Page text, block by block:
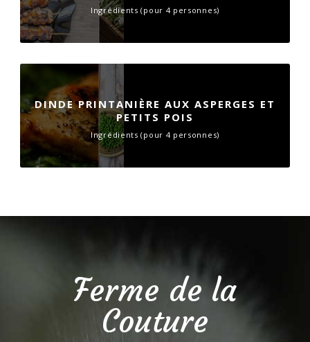
Ingrédients (pour 4 personnes)
DINDE PRINTANIÈRE AUX ASPERGES ET
PETITS POIS
Ingrédients (pour 4 personnes)
Ferme de la
Couture